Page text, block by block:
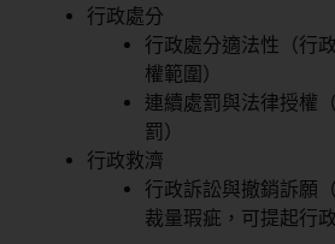
行政處分
行政處分適法性（行
權範圍）
連續處罰與法律授權
罰）
行政救濟
行政訴訟與撤銷訴願
裁量瑕疵，可提起行政